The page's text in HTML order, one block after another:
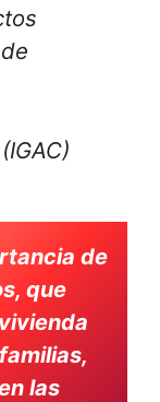
de
que
las